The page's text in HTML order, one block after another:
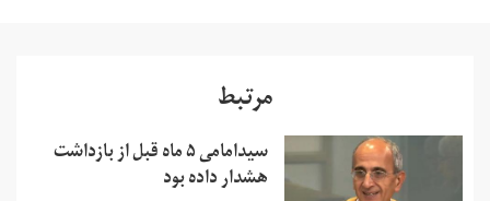
مرتبط
سیدامامی ۵ ماه قبل از بازداشت
هشدار داده بود